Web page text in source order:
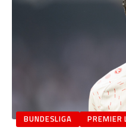
BUNDESLIGA PREMIER